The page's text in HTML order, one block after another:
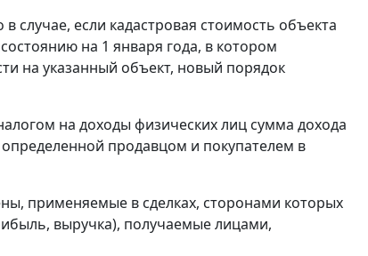
случае, если кадастровая стоимость объекта
на 1 января года, в котором
на указанный объект, новый порядок
на доходы физических лиц сумма дохода
продавцом и покупателем в
применяемые в сделках, сторонами которых
выручка), получаемые лицами,